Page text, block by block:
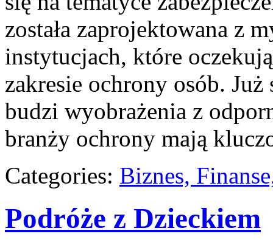
została zaprojektowana z
instytucjach, które
zakresie ochrony osób.
budzi wyobrażenia z
branży ochrony mają
Categories: Biznes,
Podróże z Dzieckiem